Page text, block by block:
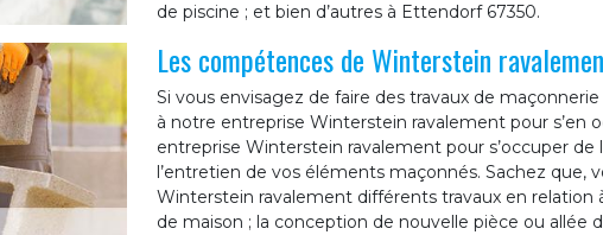
de piscine ; et bien d’autres à Ettendorf 67350.
Les compétences de Winterstein
Si vous envisagez de faire des travaux de
à notre entreprise Winterstein ravalement pour s’en
entreprise Winterstein ravalement pour s’occuper
l’entretien de vos éléments maçonnés. Sachez
Winterstein ravalement différents travaux en relation
de maison ; la conception de nouvelle pièce ou allée